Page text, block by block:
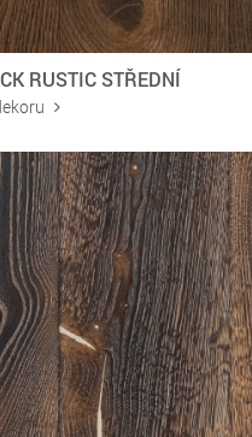
RUSTIC STŘEDNÍ